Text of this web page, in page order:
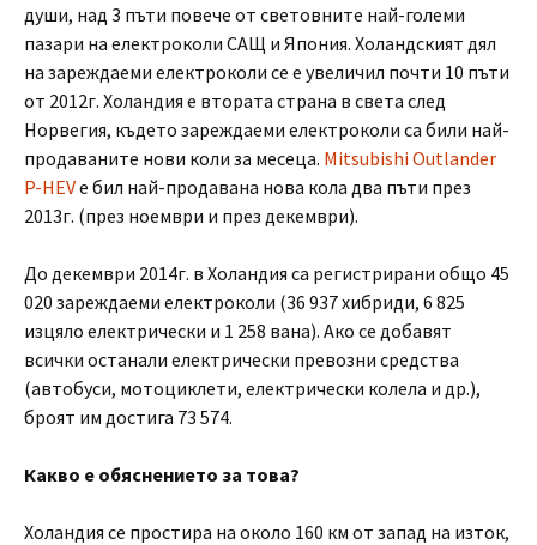
души, над 3 пъти повече от световните най-големи
пазари на електроколи САЩ и Япония. Холандският дял
на зареждаеми електроколи се е увеличил почти 10 пъти
от 2012г. Холандия е втората страна в света след
Норвегия, където зареждаеми електроколи са били най-
продаваните нови коли за месеца. Mitsubishi Outlander
P-HEVе бил най-продавана нова кола два пъти през
2013г. (през ноември и през декември).
До декември 2014г. в Холандия са регистрирани общо 45
020 зареждаеми електроколи (36 937 хибриди, 6 825
изцяло електрически и 1 258 вана). Ако се добавят
всички останали електрически превозни средства
(автобуси, мотоциклети, електрически колела и др.),
броят им достига 73 574.
Какво е обяснението за това?
Холандия се простира на около 160 км от запад на изток,